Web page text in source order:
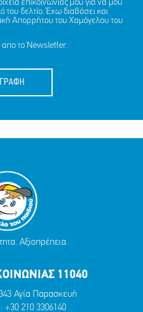
επικοινωνίας μου για να μου
του δελτίο. Έχω διαβάσει και
Απορρήτου του Χαμόγελου του
το Newsletter.
Αξιοπρέπεια.
11040
Αγία Παρασκευή
+30 210 3306140